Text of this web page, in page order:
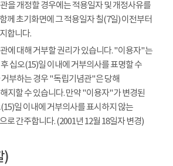
을 개정할 경우에는 적용일자 및 개정사유를
께 초기화면에 그 적용일자 칠(7일) 이전부터
합니다.
에 대해 거부할 권리가 있습니다. "이용자"는
십오(15)일 이내에 거부의사를 표명할 수
부하는 경우 "독립기념관"은 당해
지할 수 있습니다. 만약 "이용자"가 변경된
일 이내에 거부의사를 표시하지 않는
로 간주합니다. (2001년 12월 18일자 변경)
)